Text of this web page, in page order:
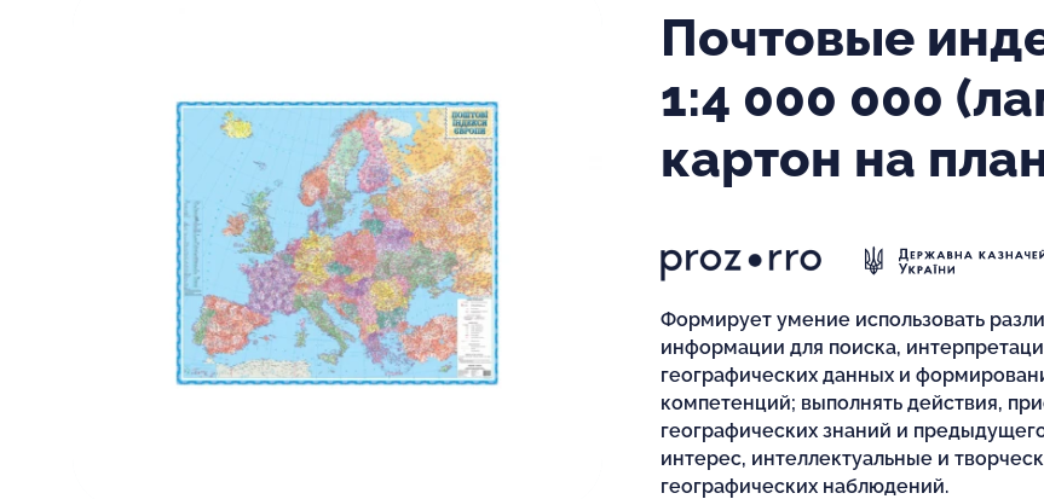
Почтовые
1:4 000 000
картон на
Формирует умение использовать
информации для поиска,
географических данных и
компетенций; выполнять действия,
географических знаний и
интерес, интеллектуальные и
географических наблюдений.